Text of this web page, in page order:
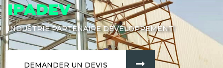
IPADEV
INDUSTRIE PARTENAIRE DÉVELOPPEMENT
DEMANDER UN DEVIS